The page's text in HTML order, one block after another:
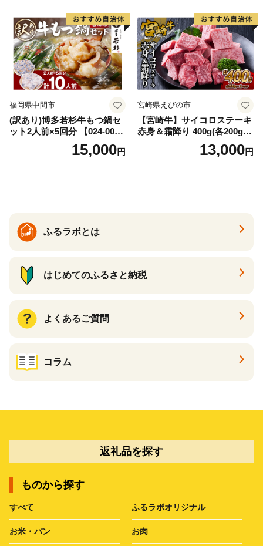
福岡県中間市
(訳あり)博多若杉牛もつ鍋セ
ット2人前×5回分 【024-002
15,000円
宮崎県えびの市
【宮崎牛】サイコロステーキ
赤身＆霜降り 400g(各200g×
１P 計2P) 真空パック 冷凍
13,000円
ふるラボとは
はじめてのふるさと納税
よくあるご質問
コラム
返礼品を探す
ものから探す
すべて ふるラボオリジナル
お米・パン お肉